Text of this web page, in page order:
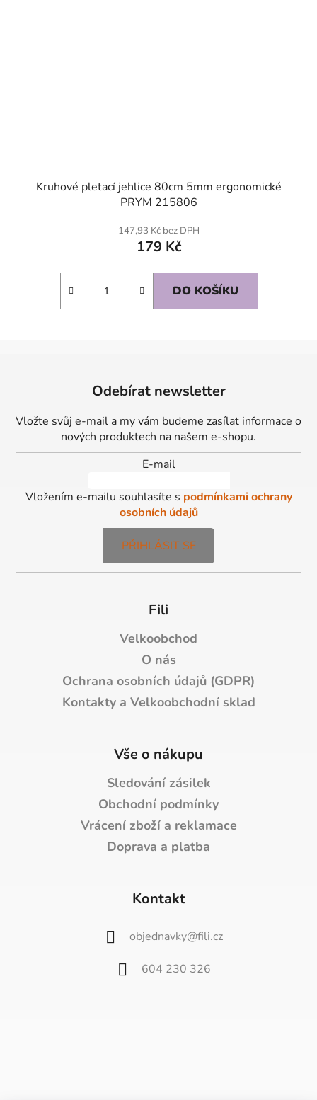
Kruhové pletací jehlice 80cm 5mm ergonomické
PRYM 215806
147,93 Kč bez DPH
179 Kč
DO KOŠÍKU
Odebírat newsletter
Vložte svůj e-mail a my vám budeme zasílat informace o
nových produktech na našem e-shopu.
E-mail
Vložením e-mailu souhlasíte s podmínkami ochrany
osobních údajů
PŘIHLÁSIT SE
Fili
Velkoobchod
O nás
Ochrana osobních údajů (GDPR)
Kontakty a Velkoobchodní sklad
Vše o nákupu
Sledování zásilek
Obchodní podmínky
Vrácení zboží a reklamace
Doprava a platba
Kontakt
objednavky@fili.cz
604 230 326